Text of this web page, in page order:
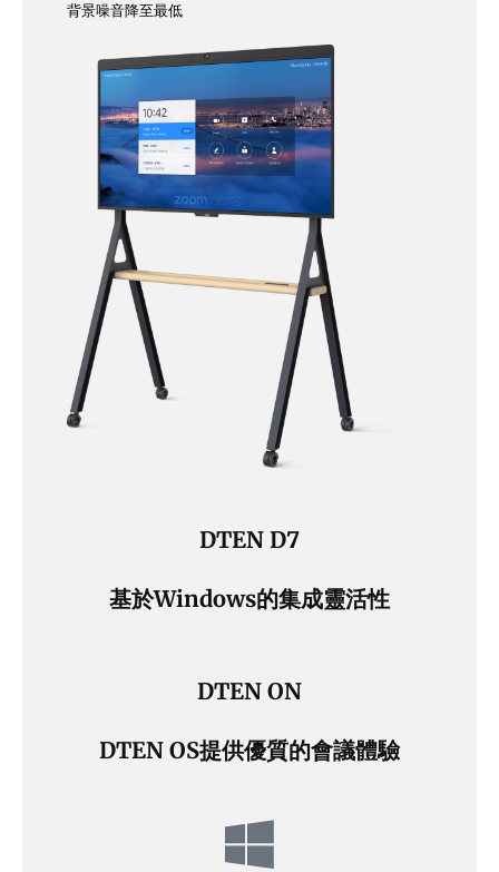
背景噪音降至最低
DTEN D7
基於Windows的集成靈活性
DTEN ON
DTEN OS提供優質的會議體驗